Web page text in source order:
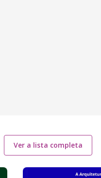
Ver a lista completa